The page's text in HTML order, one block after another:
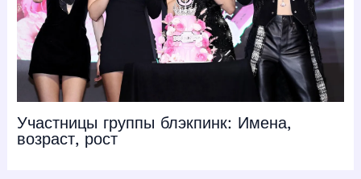
Участницы группы блэкпинк: Имена,
возраст, рост